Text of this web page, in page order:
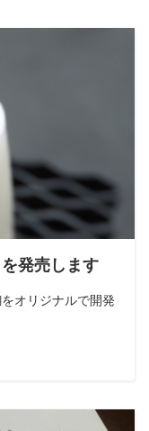
発売します
オリジナルで開発